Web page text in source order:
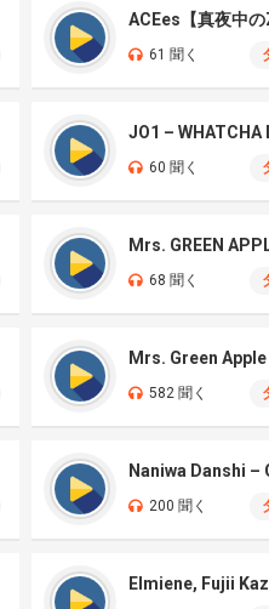
ACEes【真夜中の
61 聞く
JO1 – WHATCHA
60 聞く
68 聞く
582 聞く
200 聞く